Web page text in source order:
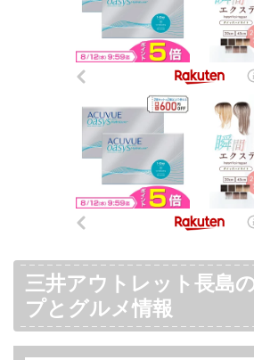
三井アウトレット長島
プとグルメ情報